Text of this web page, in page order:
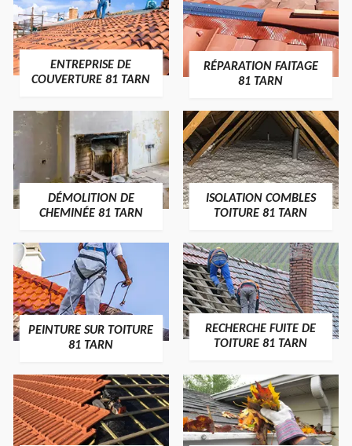
ENTREPRISE DE
COUVERTURE 81 TARN
RÉPARATION FAITAGE
81 TARN
DÉMOLITION DE
CHEMINÉE 81 TARN
ISOLATION COMBLES
TOITURE 81 TARN
PEINTURE SUR TOITURE
81 TARN
RECHERCHE FUITE DE
TOITURE 81 TARN